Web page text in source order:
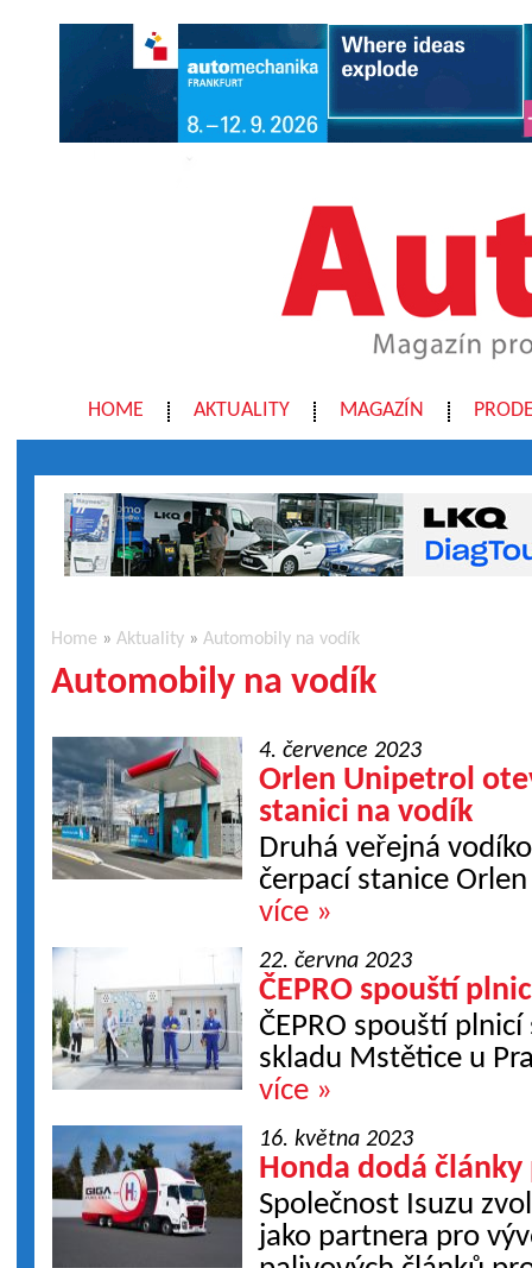
HOME AKTUALITY MAGAZÍN
Home »Aktuality »Automobily na vodík
Automobily na vodík
4. července 2023
Orlen Unipetrol
stanici na vodík
Druhá veřejná
čerpací stanice
více »
22. června 2023
ČEPRO spouští
ČEPRO spouští
skladu Mstětice u
více »
16. května 2023
Honda dodá články
Společnost Isuzu
jako partnera pro